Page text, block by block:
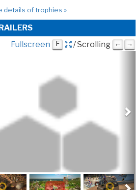
details of trophies »
Fullscreen
F / Scrolling ← →